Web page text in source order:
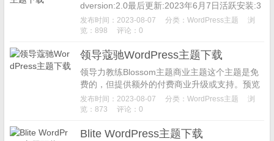
dversion:2.0最后更新:2023年6月7日活跃安装:3
00+个PH...
发布时间：2023-08-07 分类： WordPress主题
浏
览：898
评论：0
领导蔻驰WordPress主题下载
领导力教练Blossom主题商业主题这个主题是免
费的，但提供额外的付费商业升级或支持。预览
下载这是CoachPressLite的子主题。版本:1.0.0
最后...
发布时间：2023-08-07 分类： WordPress主题
浏
览：873
评论：0
Blite WordPress主题下载